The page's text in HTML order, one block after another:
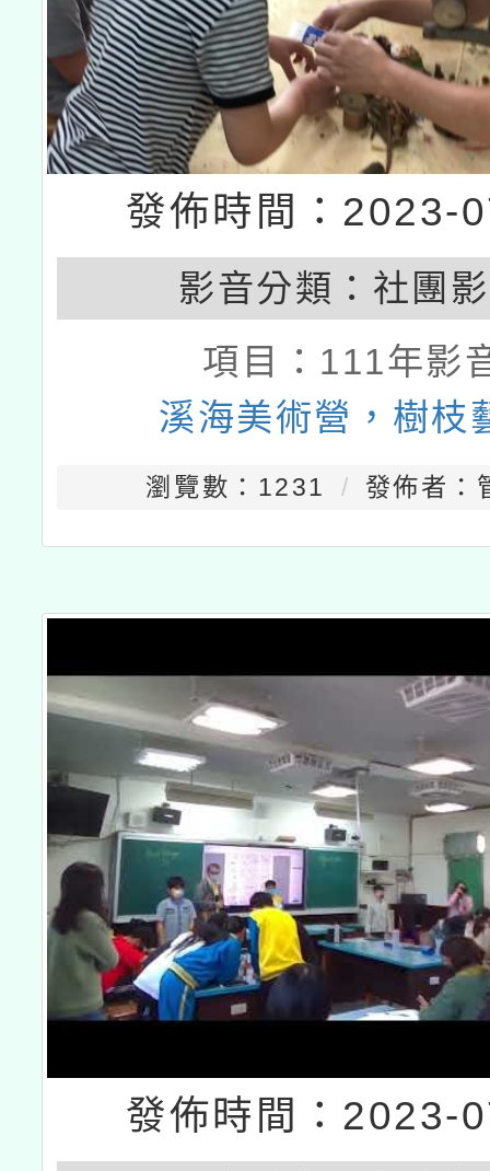
發佈時間：2023-
影音分類： 社團
項目： 111年影
溪海美術營，樹枝
瀏覽數：1231 發佈者：
發佈時間：2023-